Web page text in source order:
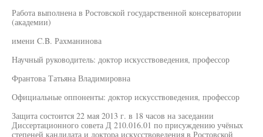
Работа выполнена в Ростовской государственной консерватории
(академии)
имени C.B. Рахманинова
Научный руководитель: доктор искусствоведения, профессор
Франтова Татьяна Владимировна
Официальные оппоненты: доктор искусствоведения, профессор
Защита состоится 22 мая 2013 г. в 18 часов на заседании
Диссертационного совета Д 210.016.01 по присуждению учёных
степеней кандидата и доктора искусствоведения в Ростовской